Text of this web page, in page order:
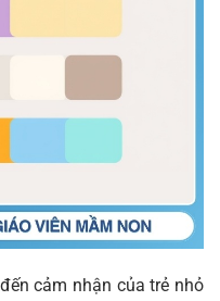
cảm nhận của trẻ nhỏ